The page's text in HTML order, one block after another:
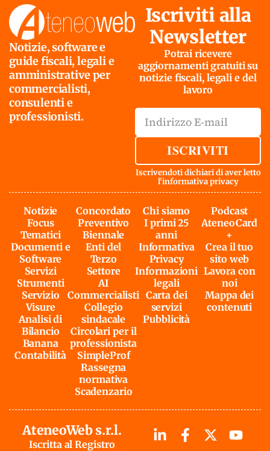
Notizie, software e
guide fiscali, legali e
amministrative per
commercialisti,
consulenti e
professionisti.
Iscriviti alla
Newsletter
Potrai ricevere
aggiornamenti gratuiti su
notizie fiscali, legali e del
lavoro
ISCRIVITI
Iscrivendoti dichiari di aver letto
l'informativa privacy
Notizie
Focus
Tematici
Documenti e
Software
Servizi
Strumenti
Servizio
Visure
Analisi di
Bilancio
Banana
Contabilità
Concordato
Preventivo
Biennale
Enti del
Terzo
Settore
AI
Commercialisti
Collegio
sindacale
Circolari per il
professionista
SimpleProf
Rassegna
normativa
Scadenzario
Chi siamo
I primi 25
anni
Informativa
Privacy
Informazioni
legali
Carta dei
servizi
Pubblicità
Podcast
AteneoCard
+
Crea il tuo
sito web
Lavora con
noi
Mappa dei
contenuti
AteneoWeb s.r.l.
Iscritta al Registro